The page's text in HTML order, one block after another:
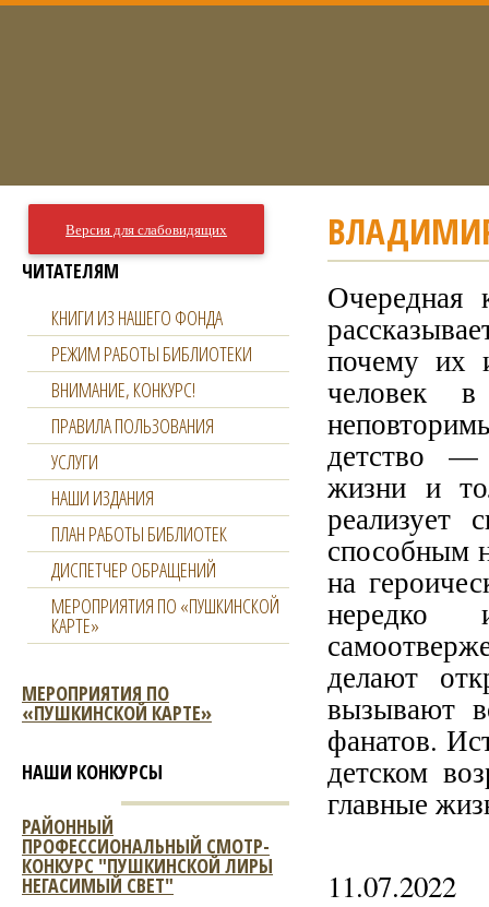
Очередная
почему их
человек
детство —
жизни и
реализует
способным
на
нередко
делают
вызывают
фанатов.
детском
главные
11.07.2022
Версия для слабовидящих
ЧИТАТЕЛЯМ
КНИГИ ИЗ НАШЕГО ФОНДА
РЕЖИМ РАБОТЫ БИБЛИОТЕКИ
ВНИМАНИЕ, КОНКУРС!
ПРАВИЛА ПОЛЬЗОВАНИЯ
УСЛУГИ
НАШИ ИЗДАНИЯ
ПЛАН РАБОТЫ БИБЛИОТЕК
ДИСПЕТЧЕР ОБРАЩЕНИЙ
МЕРОПРИЯТИЯ ПО «ПУШКИНСКОЙ
КАРТЕ»
МЕРОПРИЯТИЯ ПО
«ПУШКИНСКОЙ КАРТЕ»
НАШИ КОНКУРСЫ
РАЙОННЫЙ
ПРОФЕССИОНАЛЬНЫЙ СМОТР-
КОНКУРС "ПУШКИНСКОЙ ЛИРЫ
НЕГАСИМЫЙ СВЕТ"